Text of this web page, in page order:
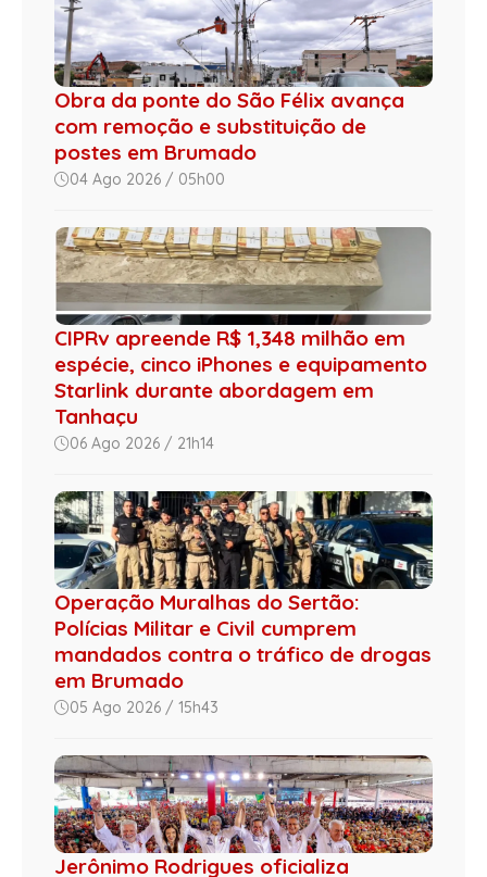
Obra da ponte do São Félix avança
com remoção e substituição de
postes em Brumado
04 Ago 2026 / 05h00
CIPRv apreende R$ 1,348 milhão em
espécie, cinco iPhones e equipamento
Starlink durante abordagem em
Tanhaçu
06 Ago 2026 / 21h14
Operação Muralhas do Sertão:
Polícias Militar e Civil cumprem
mandados contra o tráfico de drogas
em Brumado
05 Ago 2026 / 15h43
Jerônimo Rodrigues oficializa